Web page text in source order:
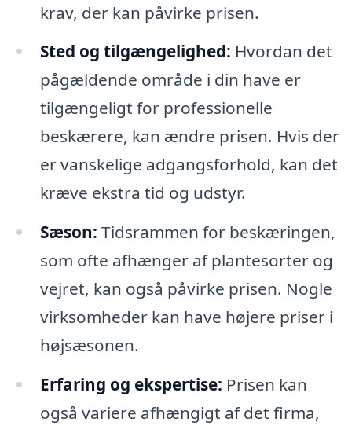
krav, der kan påvirke prisen.
Sted og tilgængelighed: Hvordan det
pågældende område i din have er
tilgængeligt for professionelle
beskærere, kan ændre prisen. Hvis der
er vanskelige adgangsforhold, kan det
kræve ekstra tid og udstyr.
Sæson: Tidsrammen for beskæringen,
som ofte afhænger af plantesorter og
vejret, kan også påvirke prisen. Nogle
virksomheder kan have højere priser i
højsæsonen.
Erfaring og ekspertise: Prisen kan
også variere afhængigt af det firma,